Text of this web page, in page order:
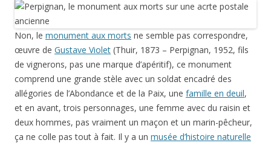
Non, le monument aux morts ne semble pas correspondre,
œuvre de Gustave Violet (Thuir, 1873 – Perpignan, 1952, fils
de vignerons, pas une marque d’apéritif), ce monument
comprend une grande stèle avec un soldat encadré des
allégories de l’Abondance et de la Paix, une famille en deuil,
et en avant, trois personnages, une femme avec du raisin et
deux hommes, pas vraiment un maçon et un marin-pêcheur,
ça ne colle pas tout à fait. Il y a un musée d’histoire naturelle